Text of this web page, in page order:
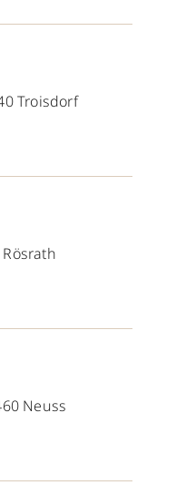
Troisdorf
Rösrath
Neuss